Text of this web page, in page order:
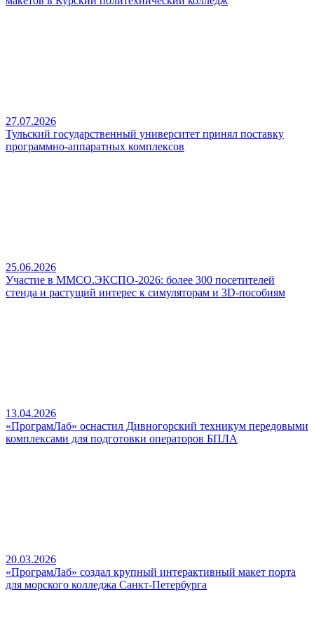
27.07.2026
Тульский государственный университет принял поставку
программно-аппаратных комплексов
25.06.2026
Участие в ММСО.ЭКСПО-2026: более 300 посетителей
стенда и растущий интерес к симуляторам и 3D-пособиям
13.04.2026
«ПрограмЛаб» оснастил Дивногорский техникум передовыми
комплексами для подготовки операторов БПЛА
20.03.2026
«ПрограмЛаб» создал крупный интерактивный макет порта
для морского колледжа Санкт-Петербурга